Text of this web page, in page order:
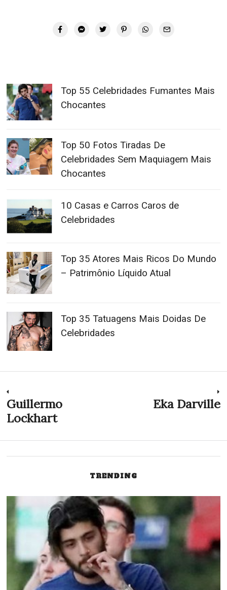
Top 55 Celebridades Fumantes Mais
Chocantes
Top 50 Fotos Tiradas De
Celebridades Sem Maquiagem Mais
Chocantes
10 Casas e Carros Caros de
Celebridades
Top 35 Atores Mais Ricos Do Mundo
– Patrimônio Líquido Atual
Top 35 Tatuagens Mais Doidas De
Celebridades
Navegação
de
Post
Previous
post:
Guillermo
Lockhart
Eka Darville
TRENDING